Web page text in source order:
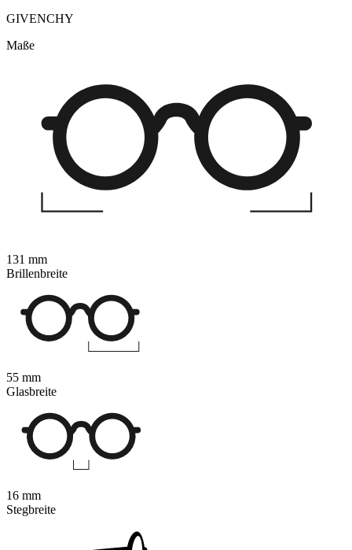
GIVENCHY
Maße
131 mm
Brillenbreite
55 mm
Glasbreite
16 mm
Stegbreite